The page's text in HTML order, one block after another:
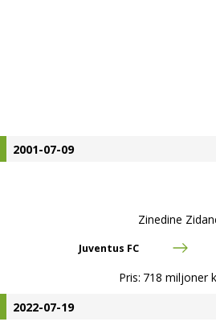
2001-07-09
Zinedine
Juventus FC
Pris: 718 miljoner
2022-07-19